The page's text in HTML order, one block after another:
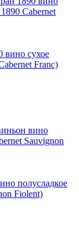
вино сухое
Franc)
полусладкое
Fiolent)